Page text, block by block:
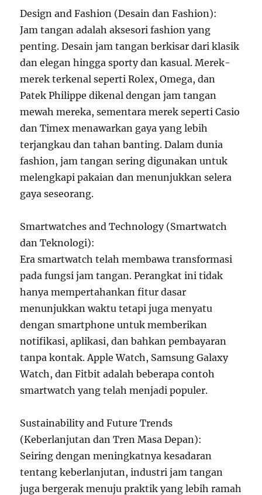
Design and Fashion (Desain dan Fashion):
Jam tangan adalah aksesori fashion yang
penting. Desain jam tangan berkisar dari klasik
dan elegan hingga sporty dan kasual. Merek-
merek terkenal seperti Rolex, Omega, dan
Patek Philippe dikenal dengan jam tangan
mewah mereka, sementara merek seperti Casio
dan Timex menawarkan gaya yang lebih
terjangkau dan tahan banting. Dalam dunia
fashion, jam tangan sering digunakan untuk
melengkapi pakaian dan menunjukkan selera
gaya seseorang.
Smartwatches and Technology (Smartwatch
dan Teknologi):
Era smartwatch telah membawa transformasi
pada fungsi jam tangan. Perangkat ini tidak
hanya mempertahankan fitur dasar
menunjukkan waktu tetapi juga menyatu
dengan smartphone untuk memberikan
notifikasi, aplikasi, dan bahkan pembayaran
tanpa kontak. Apple Watch, Samsung Galaxy
Watch, dan Fitbit adalah beberapa contoh
smartwatch yang telah menjadi populer.
Sustainability and Future Trends
(Keberlanjutan dan Tren Masa Depan):
Seiring dengan meningkatnya kesadaran
tentang keberlanjutan, industri jam tangan
juga bergerak menuju praktik yang lebih ramah